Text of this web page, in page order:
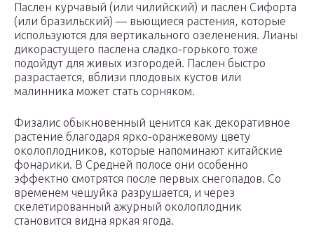
Паслен курчавый (или чилийский) и паслен Сифорта
(или бразильский) — вьющиеся растения, которые
используются для вертикального озеленения. Лианы
дикорастущего паслена сладко-горького тоже
подойдут для живых изгородей. Паслен быстро
разрастается, вблизи плодовых кустов или
малинника может стать сорняком.
Физалис обыкновенный ценится как декоративное
растение благодаря ярко-оранжевому цвету
околоплодников, которые напоминают китайские
фонарики. В Средней полосе они особенно
эффектно смотрятся после первых снегопадов. Со
временем чешуйка разрушается, и через
скелетированный ажурный околоплодник
становится видна яркая ягода.